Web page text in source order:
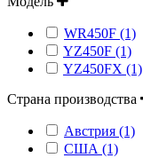
WR450F (1)
YZ450F (1)
YZ450FX (1)
Страна производства
Австрия (1)
США (1)